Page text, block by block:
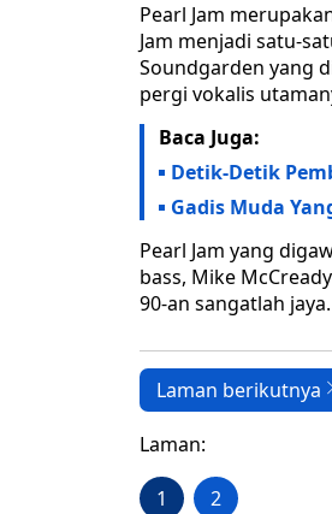
Pearl Jam
Jam menjadi satu-
Soundgarden yang
pergi vokalis
Baca Juga:
Detik-Detik
Gadis Muda
Pearl Jam yang
bass, Mike
90-an sangatlah jaya.
Laman berikutnya
Laman:
1 2